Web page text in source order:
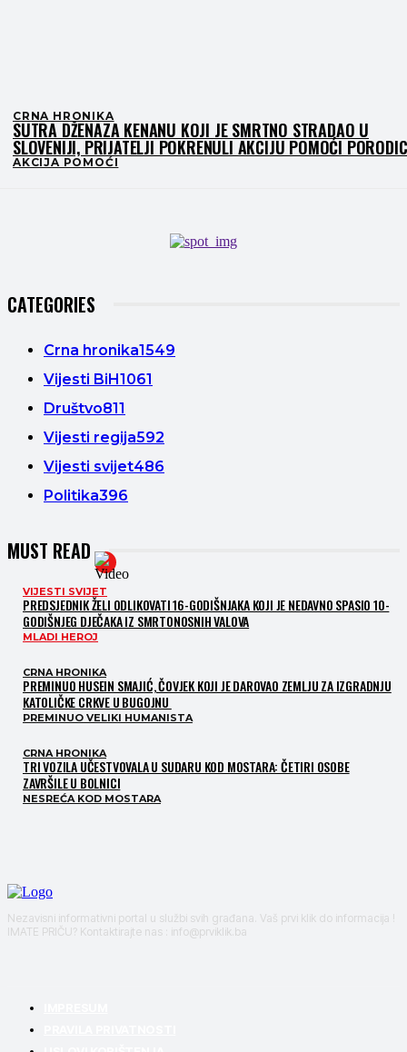
CRNA HRONIKA
SUTRA DŽENAZA KENANU KOJI JE SMRTNO STRADAO U
SLOVENIJI, PRIJATELJI POKRENULI AKCIJU POMOĆI
AKCIJA POMOĆI
CATEGORIES
Crna hronika1549
Vijesti BiH1061
Društvo811
Vijesti regija592
Vijesti svijet486
Politika396
MUST READ
VIJESTI SVIJET
PREDSJEDNIK ŽELI ODLIKOVATI 16-GODIŠNJAKA KOJI JE NEDAVNO SPASIO 10-
GODIŠNJEG DJEČAKA IZ SMRTONOSNIH VALOVA
MLADI HEROJ
CRNA HRONIKA
PREMINUO HUSEIN SMAJIĆ, ČOVJEK KOJI JE DAROVAO ZEMLJU ZA IZGRADNJU
KATOLIČKE CRKVE U BUGOJNU
PREMINUO VELIKI HUMANISTA
CRNA HRONIKA
TRI VOZILA UČESTVOVALA U SUDARU KOD MOSTARA: ČETIRI OSOBE
ZAVRŠILE U BOLNICI
NESREĆA KOD MOSTARA
Nezavisni informativni portal u službi svih građana. Vaš prvi klik do informacija !
IMATE PRIČU? Kontaktirajte nas : info@prviklik.ba